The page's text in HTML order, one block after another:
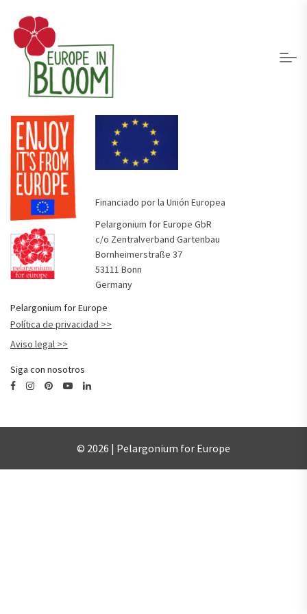
Financiado por la Unión Europea
Pelargonium for Europe GbR
c/o Zentralverband Gartenbau
Bornheimerstraße 37
53111 Bonn
Germany
Pelargonium for Europe
Política de privacidad
Aviso legal
Siga con nosotros
© 2026 | Pelargonium for Europe